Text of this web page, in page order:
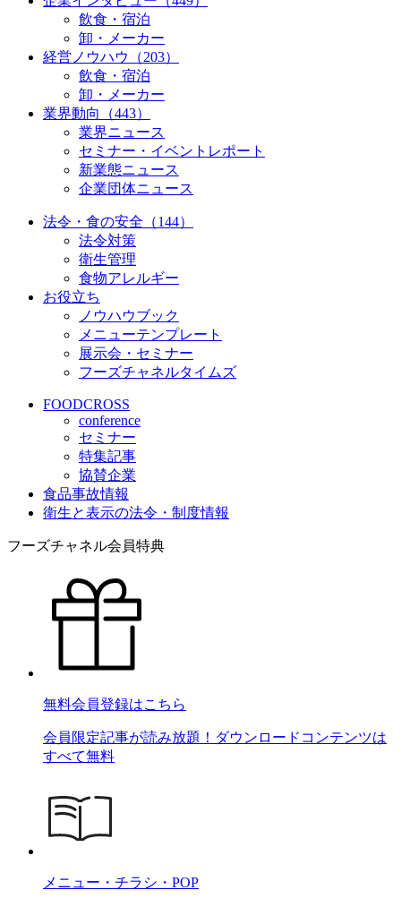
飲食・宿泊
卸・メーカー
経営ノウハウ（203）
飲食・宿泊
卸・メーカー
業界動向（443）
業界ニュース
セミナー・イベントレポート
新業態ニュース
企業団体ニュース
法令・食の安全（144）
法令対策
衛生管理
食物アレルギー
お役立ち
ノウハウブック
メニューテンプレート
展示会・セミナー
フーズチャネルタイムズ
FOODCROSS
conference
セミナー
特集記事
協賛企業
食品事故情報
衛生と表示の法令・制度情報
フーズチャネル会員特典
無料会員登録はこちら
会員限定記事が読み放題！ダウンロードコンテンツは
すべて無料
メニュー・チラシ・POP